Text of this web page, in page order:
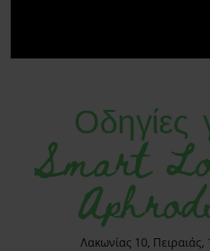
Οδηγίες
Smart
Λακωνίας 10, Πειραιάς,